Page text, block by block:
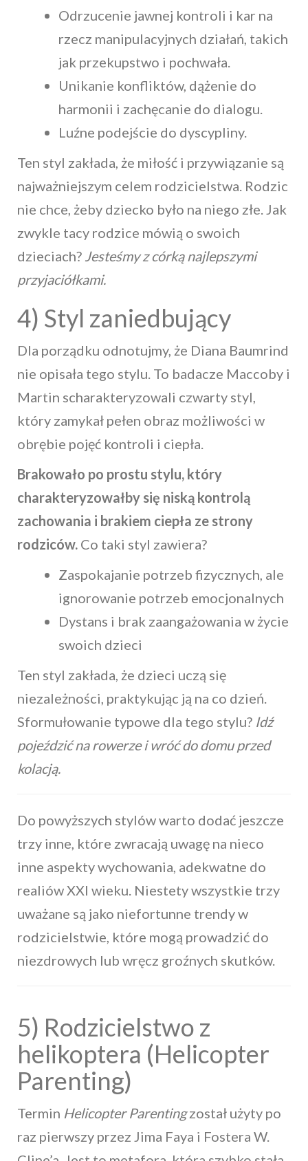
Odrzucenie jawnej kontroli i kar na
rzecz manipulacyjnych działań, takich
jak przekupstwo i pochwała.
Unikanie konfliktów, dążenie do
harmonii i zachęcanie do dialogu.
Luźne podejście do dyscypliny.
Ten styl zakłada, że miłość i przywiązanie są
najważniejszym celem rodzicielstwa. Rodzic
nie chce, żeby dziecko było na niego złe. Jak
zwykle tacy rodzice mówią o swoich
dzieciach? Jesteśmy z córką najlepszymi
przyjaciółkami.
4) Styl zaniedbujący
Dla porządku odnotujmy, że Diana Baumrind
nie opisała tego stylu. To badacze Maccoby i
Martin scharakteryzowali czwarty styl,
który zamykał pełen obraz możliwości w
obrębie pojęć kontroli i ciepła.
Brakowało po prostu stylu, który
charakteryzowałby się niską kontrolą
zachowania i brakiem ciepła ze strony
rodziców. Co taki styl zawiera?
Zaspokajanie potrzeb fizycznych, ale
ignorowanie potrzeb emocjonalnych
Dystans i brak zaangażowania w życie
swoich dzieci
Ten styl zakłada, że dzieci uczą się
niezależności, praktykując ją na co dzień.
Sformułowanie typowe dla tego stylu? Idź
pojeździć na rowerze i wróć do domu przed
kolacją.
Do powyższych stylów warto dodać jeszcze
trzy inne, które zwracają uwagę na nieco
inne aspekty wychowania, adekwatne do
realiów XXI wieku. Niestety wszystkie trzy
uważane są jako niefortunne trendy w
rodzicielstwie, które mogą prowadzić do
niezdrowych lub wręcz groźnych skutków.
5) Rodzicielstwo z
helikoptera (Helicopter
Parenting)
Termin Helicopter Parentingzostał użyty po
raz pierwszy przez Jima Faya i Fostera W.